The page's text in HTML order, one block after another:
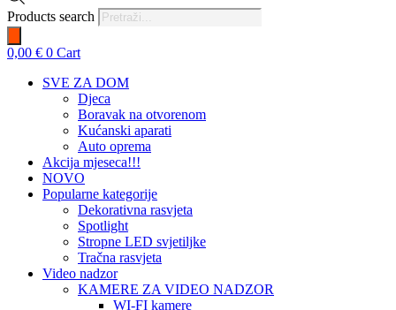
Products search
0,00 € 0 Cart
SVE ZA DOM
Djeca
Boravak na otvorenom
Kućanski aparati
Auto oprema
Akcija mjeseca!!!
NOVO
Popularne kategorije
Dekorativna rasvjeta
Spotlight
Stropne LED svjetiljke
Tračna rasvjeta
Video nadzor
KAMERE ZA VIDEO NADZOR
WI-FI kamere